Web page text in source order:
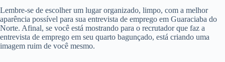
Lembre-se de escolher um lugar organizado, limpo, com a melhor
aparência possível para sua entrevista de emprego em Guaraciaba do
Norte. Afinal, se você está mostrando para o recrutador que faz a
entrevista de emprego em seu quarto bagunçado, está criando uma
imagem ruim de você mesmo.